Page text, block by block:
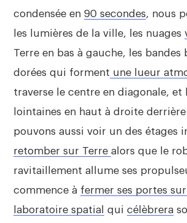
condensée en 90 secondes, nous
les lumières de la ville, les nuages
Terre en bas à gauche, les bandes
dorées qui forment une lueur
traverse le centre en diagonale, et
lointaines en haut à droite
pouvons aussi voir un des étages
retomber sur Terre alors que le
ravitaillement allume ses
commence à fermer ses portes
laboratoire spatial qui célèbrera